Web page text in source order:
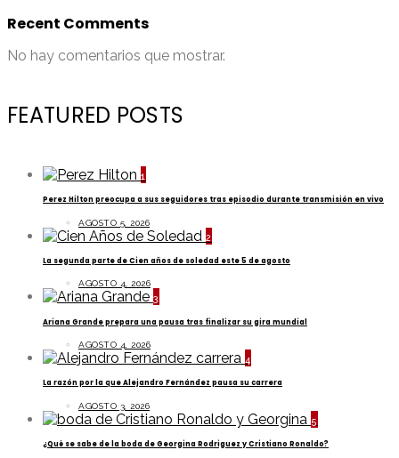
Recent Comments
No hay comentarios que mostrar.
FEATURED POSTS
1
Perez Hilton preocupa a sus seguidores tras episodio durante transmisión en vivo
AGOSTO 5, 2026
2
La segunda parte de Cien años de soledad este 5 de agosto
AGOSTO 4, 2026
3
Ariana Grande prepara una pausa tras finalizar su gira mundial
AGOSTO 4, 2026
4
La razón por la que Alejandro Fernández pausa su carrera
AGOSTO 3, 2026
5
¿Qué se sabe de la boda de Georgina Rodriguez y Cristiano Ronaldo?